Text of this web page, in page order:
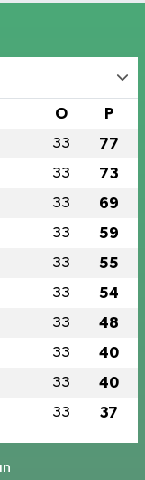
O P
33 77
33 73
33 69
33 59
33 55
33 54
33 48
33 40
33 40
33 37